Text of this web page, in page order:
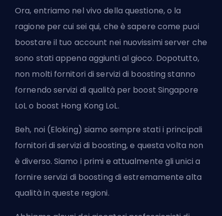
Ora, entriamo nel vivo della questione, o la
ragione per cui sei qui, che è sapere come puoi
boostare il tuo account nei nuovissimi server che
sono stati appena aggiunti al gioco. Dopotutto,
non molti fornitori di servizi di boosting stanno
fornendo servizi di qualità per boost Singapore
LoL o boost Hong Kong LoL.
Beh, noi (Eloking) siamo sempre stati i principali
fornitori di servizi di boosting, e questa volta non
è diverso. Siamo i primi e attualmente gli unici a
fornire servizi di boosting di estremamente alta
qualità in queste regioni.